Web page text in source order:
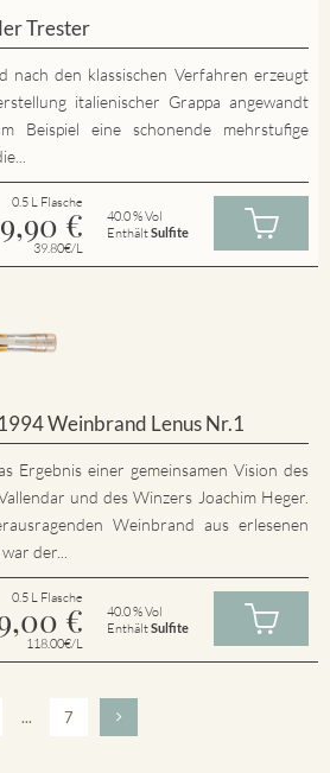
Trester
nach den klassischen Verfahren erzeugt
italienischer Grappa angewandt
Beispiel eine schonende mehrstufige
0.5 L Flasche
€
39.80€/L
40.0 % Vol
EnthältSulfite
Weinbrand Lenus Nr.1
Ergebnis einer gemeinsamen Vision des
und des Winzers Joachim Heger.
Weinbrand aus erlesenen
der...
0.5 L Flasche
€
118.00€/L
40.0 % Vol
EnthältSulfite
... 7